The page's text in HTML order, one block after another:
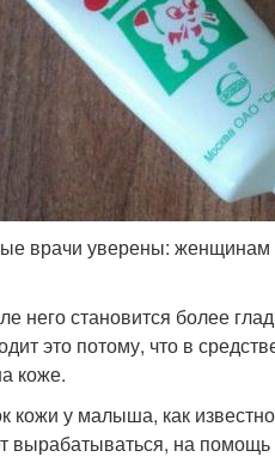
врачи уверены:
него становится более
это потому, что в
коже.
кожи у малыша, как
вырабатываться, на